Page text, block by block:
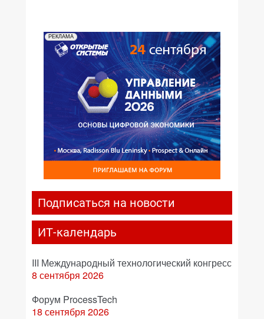
РЕКЛАМА
Подписаться на новости
ИТ-календарь
III Международный технологический конгресс
8 сентября 2026
Форум ProcessTech
18 сентября 2026